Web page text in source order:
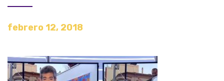
febrero 12, 2018